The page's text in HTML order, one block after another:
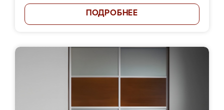
ПОДРОБНЕЕ